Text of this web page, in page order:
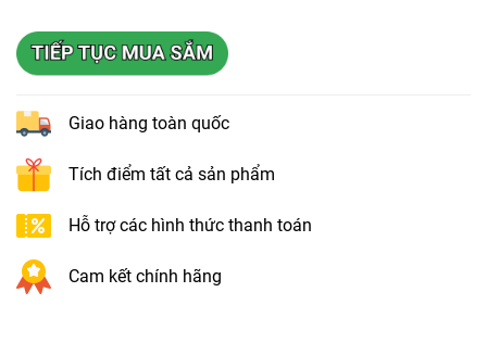
Giao hàng toàn quốc
Tích điểm tất cả sản phẩm
Hỗ trợ các hình thức thanh toán
Cam kết chính hãng